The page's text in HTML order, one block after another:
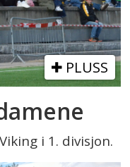
PLUSS
i 1. divisjon.